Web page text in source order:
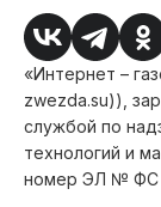
«Интернет –
zwezda.su)),
службой по
технологий и
номер ЭЛ № ФС